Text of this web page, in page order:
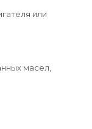
или
масел,